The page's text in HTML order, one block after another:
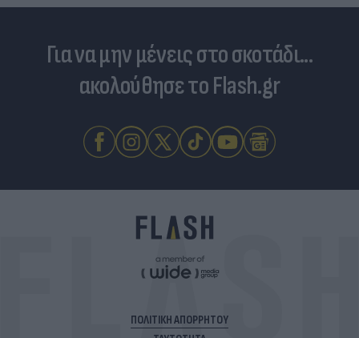
Για να μην μένεις στο σκοτάδι...
ακολούθησε το Flash.gr
ΠΟΛΙΤΙΚΗ ΑΠΟΡΡΗΤΟΥ